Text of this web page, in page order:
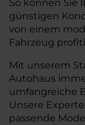
So können Sie
günstigen
von einem
Fahrzeug
Mit unserem
Autohaus
umfangreiche
Unsere
passende